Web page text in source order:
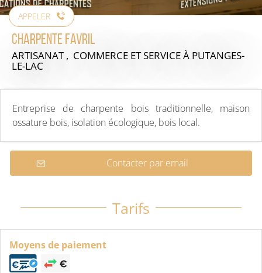
APPELER
Charpente Favril
ARTISANAT , COMMERCE ET SERVICEÀ PUTANGES-
LE-LAC
Entreprise de charpente bois traditionnelle, maison
ossature bois, isolation écologique, bois local.
Contacter par email
Tarifs
Moyens de paiement